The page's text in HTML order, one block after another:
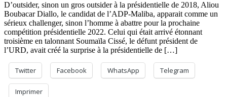
D’outsider, sinon un gros outsider à la présidentielle de 2018, Aliou
Boubacar Diallo, le candidat de l’ADP-Maliba, apparait comme un
sérieux challenger, sinon l’homme à abattre pour la prochaine
compétition présidentielle 2022. Celui qui était arrivé étonnant
troisième en talonnant Soumaïla Cissé, le défunt président de
l’URD, avait créé la surprise à la présidentielle de […]
Twitter Facebook WhatsApp Telegram
Imprimer